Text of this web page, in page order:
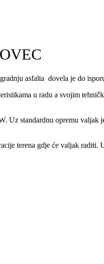
asfalta dovela je do
u radu a svojim
Uz standardnu opremu
terena gdje će valjak raditi.